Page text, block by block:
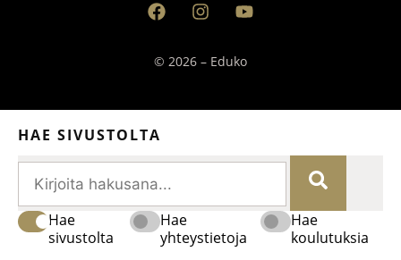
© 2026 – Eduko
HAE SIVUSTOLTA
Hae
sivustolta
Hae
yhteystietoja
Hae
koulutuksia